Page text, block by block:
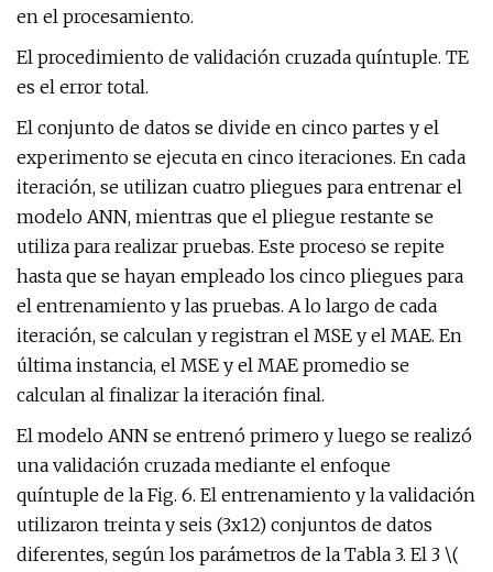
en el procesamiento.
El procedimiento de validación cruzada quíntuple. TE
es el error total.
El conjunto de datos se divide en cinco partes y el
experimento se ejecuta en cinco iteraciones. En cada
iteración, se utilizan cuatro pliegues para entrenar el
modelo ANN, mientras que el pliegue restante se
utiliza para realizar pruebas. Este proceso se repite
hasta que se hayan empleado los cinco pliegues para
el entrenamiento y las pruebas. A lo largo de cada
iteración, se calculan y registran el MSE y el MAE. En
última instancia, el MSE y el MAE promedio se
calculan al finalizar la iteración final.
El modelo ANN se entrenó primero y luego se realizó
una validación cruzada mediante el enfoque
quíntuple de la Fig. 6. El entrenamiento y la validación
utilizaron treinta y seis (3x12) conjuntos de datos
diferentes, según los parámetros de la Tabla 3. El 3 \(